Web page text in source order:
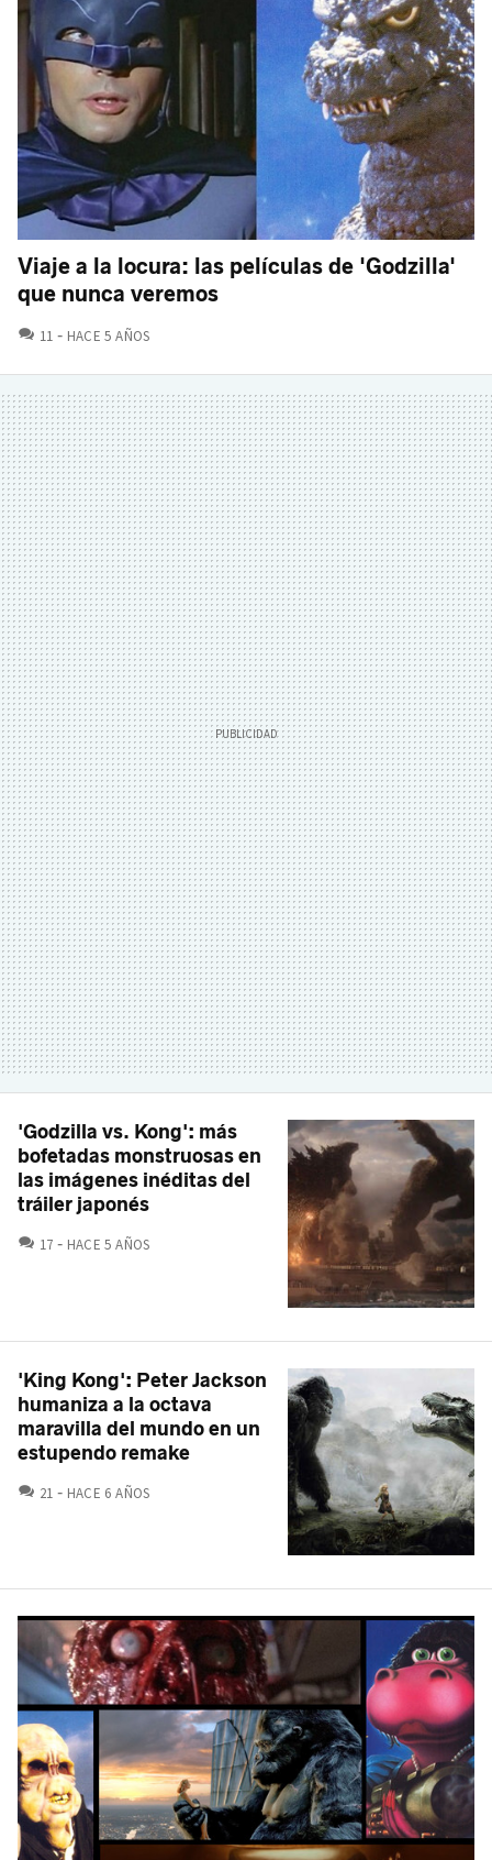
Viaje a la locura: las películas de 'Godzilla'
que nunca veremos
11 COMENTARIOS
HACE 5 AÑOS
'Godzilla vs. Kong': más
bofetadas monstruosas en
las imágenes inéditas del
tráiler japonés
17 COMENTARIOS
HACE 5 AÑOS
'King Kong': Peter Jackson
humaniza a la octava
maravilla del mundo en un
estupendo remake
21 COMENTARIOS
HACE 6 AÑOS